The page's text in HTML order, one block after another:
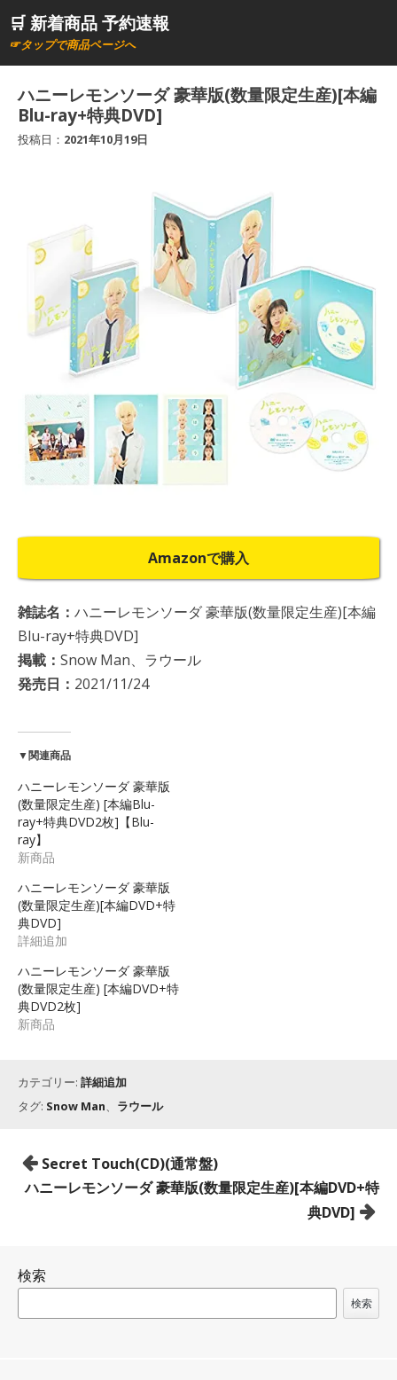
ン🛒 新着商品 予約速報
☞タップで商品ページへ
ハニーレモンソーダ 豪華版(数量限定生産)[本編
Blu-ray+特典DVD]
投稿日： 2021年10月19日
Amazonで購入
雑誌名： ハニーレモンソーダ 豪華版(数量限定生産)[本編
Blu-ray+特典DVD]
掲載： Snow Man、ラウール
発売日： 2021/11/24
▼関連商品
ハニーレモンソーダ 豪華版
(数量限定生産) [本編Blu-
ray+特典DVD2枚]【Blu-
ray】
新商品
ハニーレモンソーダ 豪華版
(数量限定生産)[本編DVD+特
典DVD]
詳細追加
ハニーレモンソーダ 豪華版
(数量限定生産) [本編DVD+特
典DVD2枚]
新商品
カテゴリー: 詳細追加
タグ: Snow Man、 ラウール
投
稿
ー
Secret Touch(CD)(通常盤)
ハニーレモンソーダ 豪華版(数量限定生産)[本編DVD+特
典DVD]
検索
検索